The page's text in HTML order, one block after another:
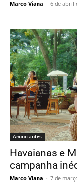
Marco Viana - 6 de abril
Anunciantes
Havaianas e
campanha
Marco Viana - 7 de